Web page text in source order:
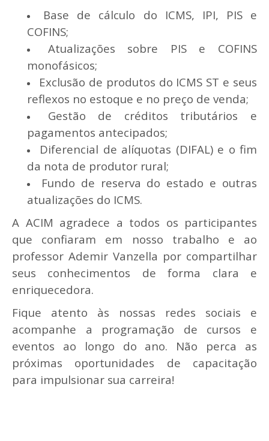
Base de cálculo do ICMS, IPI, PIS e
COFINS;
Atualizações sobre PIS e COFINS
monofásicos;
Exclusão de produtos do ICMS ST e seus
reflexos no estoque e no preço de venda;
Gestão de créditos tributários e
pagamentos antecipados;
Diferencial de alíquotas (DIFAL) e o fim
da nota de produtor rural;
Fundo de reserva do estado e outras
atualizações do ICMS.
A ACIM agradece a todos os participantes
que confiaram em nosso trabalho e ao
professor Ademir Vanzella por compartilhar
seus conhecimentos de forma clara e
enriquecedora.
Fique atento às nossas redes sociais e
acompanhe a programação de cursos e
eventos ao longo do ano. Não perca as
próximas oportunidades de capacitação
para impulsionar sua carreira!